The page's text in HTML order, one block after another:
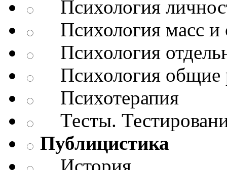
Психология
Психология масс и
Психология
Психология общие
Психотерапия
Тесты.
Публицистика